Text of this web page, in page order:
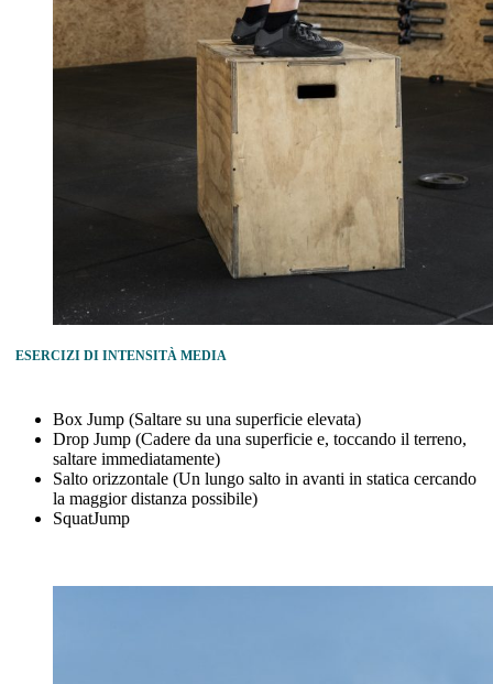
ESERCIZI DI INTENSITÀ MEDIA
Box Jump (Saltare su una superficie elevata)
Drop Jump (Cadere da una superficie e, toccando il terreno,
saltare immediatamente)
Salto orizzontale (Un lungo salto in avanti in statica cercando
la maggior distanza possibile)
SquatJump